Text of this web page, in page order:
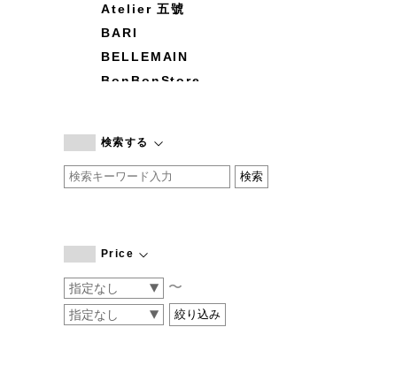
Atelier 五號
BARI
BELLEMAIN
BonBonStore
by basics
CATWORTH
COGTHEBIGSMOKE
CONVERSE
DEAN & DELUCA
検索する
Price
〜